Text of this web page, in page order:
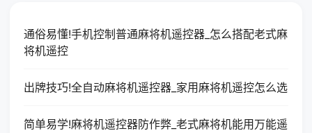
通俗易懂!手机控制普通麻将机遥控器_怎么搭配老式麻
将机遥控
出牌技巧!全自动麻将机遥控器_家用麻将机遥控怎么选
简单易学!麻将机遥控器防作弊_老式麻将机能用万能遥